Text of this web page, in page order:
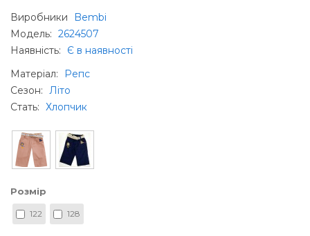
Виробники
Bembi
Модель: 2624507
Наявність:
Є в наявності
Матеріал:
Репс
Сезон: Літо
Стать: Хлопчик
Розмір
122 128